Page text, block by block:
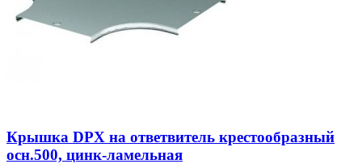
Крышка DPX на ответвитель крестообразный
осн.500, цинк-ламельная